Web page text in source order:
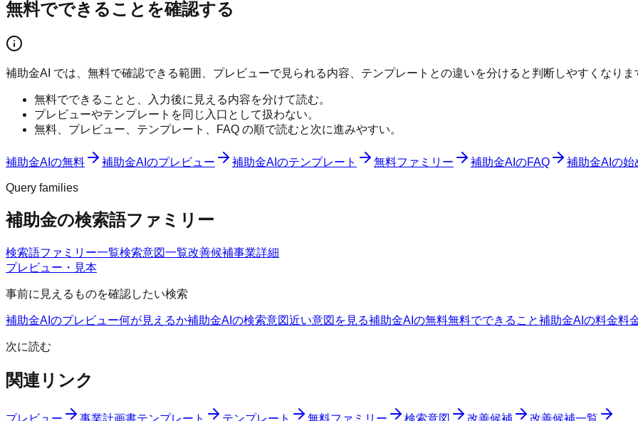
無料でできることを確認する
補助金AI では、無料で確認できる範囲、プレビューで見られる内容、テンプレートとの違いを分けると判断しやすくなりま
無料でできることと、入力後に見える内容を分けて読む。
プレビューやテンプレートを同じ入口として扱わない。
無料、プレビュー、テンプレート、FAQ の順で読むと次に進みやすい。
補助金AIの無料 補助金AIのプレビュー 補助金AIのテンプレート 無料ファミリー 補助金AIのFAQ 補助金AIの始
Query families
補助金の検索語ファミリー
検索語ファミリー一覧検索意図一覧改善候補事業詳細
プレビュー・見本
事前に見えるものを確認したい検索
補助金AIのプレビュー何が見えるか補助金AIの検索意図近い意図を見る補助金AIの無料無料でできること補助金AIの料金料
次に読む
関連リンク